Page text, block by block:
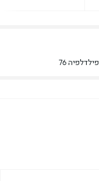
פילדלפיה 76